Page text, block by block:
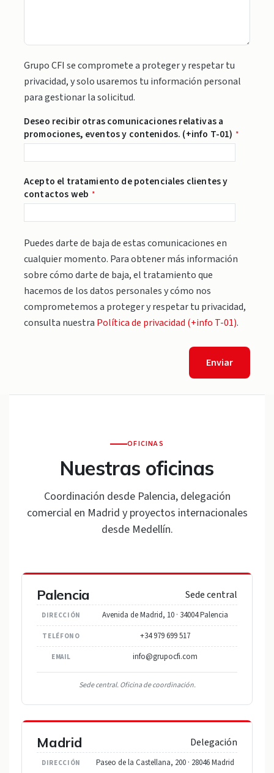
Grupo CFI se compromete a proteger y respetar tu
privacidad, y solo usaremos tu información personal
para gestionar la solicitud.
Deseo recibir otras comunicaciones relativas a
promociones, eventos y contenidos. (+info T-01) *
Acepto el tratamiento de potenciales clientes y
contactos web *
Puedes darte de baja de estas comunicaciones en
cualquier momento. Para obtener más información
sobre cómo darte de baja, el tratamiento que
hacemos de los datos personales y cómo nos
comprometemos a proteger y respetar tu privacidad,
consulta nuestra Política de privacidad (+info T-01).
Enviar
OFICINAS
Nuestras oficinas
Coordinación desde Palencia, delegación
comercial en Madrid y proyectos internacionales
desde Medellín.
Palencia Sede central
DIRECCIÓN Avenida de Madrid, 10 · 34004 Palencia
TELÉFONO +34 979 699 517
EMAIL info@grupocfi.com
Sede central. Oficina de coordinación.
Madrid Delegación
DIRECCIÓN Paseo de la Castellana, 200 · 28046 Madrid